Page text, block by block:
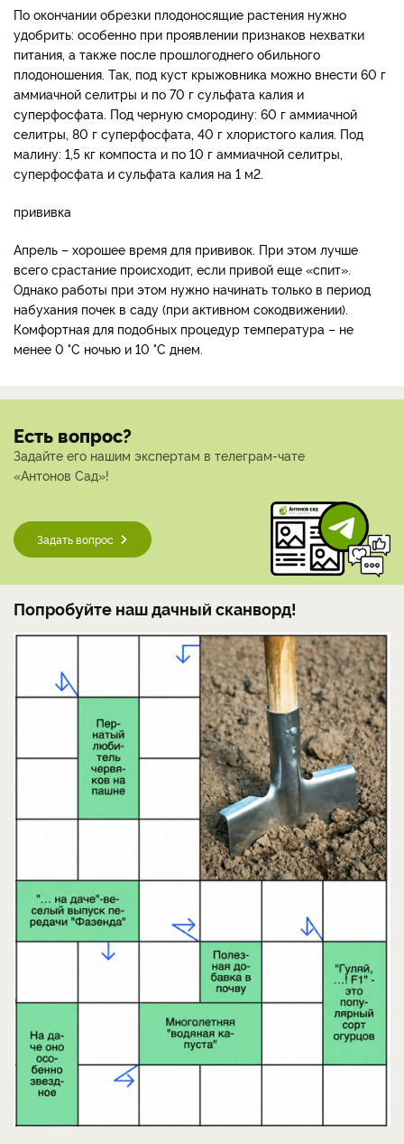
По окончании обрезки плодоносящие растения нужно
удобрить: особенно при проявлении признаков нехватки
питания, а также после прошлогоднего обильного
плодоношения. Так, под куст крыжовника можно внести 60 г
аммиачной селитры и по 70 г сульфата калия и
суперфосфата. Под черную смородину: 60 г аммиачной
селитры, 80 г суперфосфата, 40 г хлористого калия. Под
малину: 1,5 кг компоста и по 10 г аммиачной селитры,
суперфосфата и сульфата калия на 1 м2.
прививка
Апрель – хорошее время для прививок. При этом лучше
всего срастание происходит, если привой еще «спит».
Однако работы при этом нужно начинать только в период
набухания почек в саду (при активном сокодвижении).
Комфортная для подобных процедур температура – не
менее 0 °С ночью и 10 °С днем.
Есть вопрос?
Задайте его нашим экспертам в телеграм-чате
«Антонов Сад»!
Задать вопрос
Попробуйте наш дачный сканворд!